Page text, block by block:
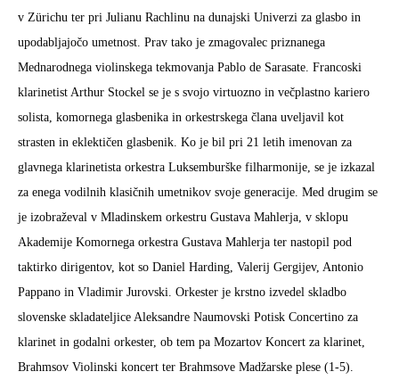
v Zürichu ter pri Julianu Rachlinu na dunajski Univerzi za glasbo in
upodabljajočo umetnost. Prav tako je zmagovalec priznanega
Mednarodnega violinskega tekmovanja Pablo de Sarasate. Francoski
klarinetist Arthur Stockel se je s svojo virtuozno in večplastno kariero
solista, komornega glasbenika in orkestrskega člana uveljavil kot
strasten in eklektičen glasbenik. Ko je bil pri 21 letih imenovan za
glavnega klarinetista orkestra Luksemburške filharmonije, se je izkazal
za enega vodilnih klasičnih umetnikov svoje generacije. Med drugim se
je izobraževal v Mladinskem orkestru Gustava Mahlerja, v sklopu
Akademije Komornega orkestra Gustava Mahlerja ter nastopil pod
taktirko dirigentov, kot so Daniel Harding, Valerij Gergijev, Antonio
Pappano in Vladimir Jurovski. Orkester je krstno izvedel skladbo
slovenske skladateljice Aleksandre Naumovski Potisk Concertino za
klarinet in godalni orkester, ob tem pa Mozartov Koncert za klarinet,
Brahmsov Violinski koncert ter Brahmsove Madžarske plese (1-5).